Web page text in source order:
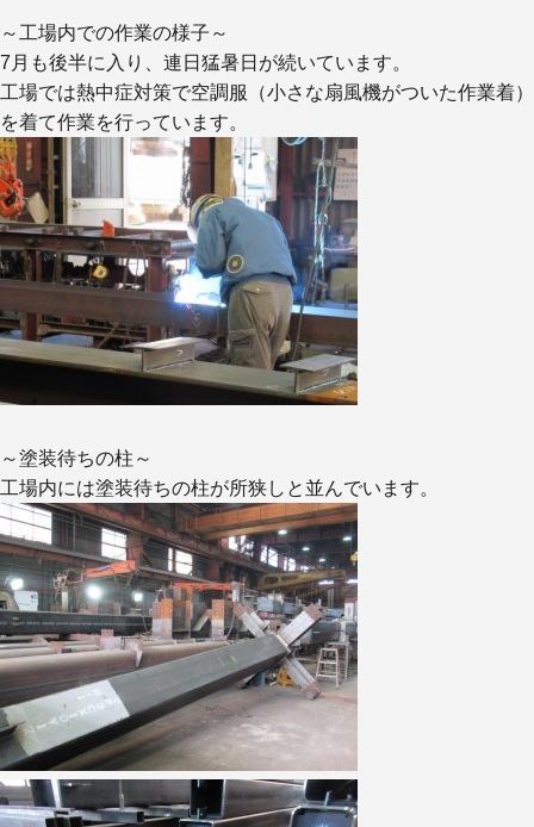
工
設
備
機
器
工
事
実
績
ク
ス
採
用
情
報
会
社
概
要
～工場内での作業の様子～
7月も後半に入り、連日猛暑日が続いています。
工場では熱中症対策で空調服（小さな扇風機がついた作業着）
を着て作業を行っています。
～塗装待ちの柱～
工場内には塗装待ちの柱が所狭しと並んでいます。